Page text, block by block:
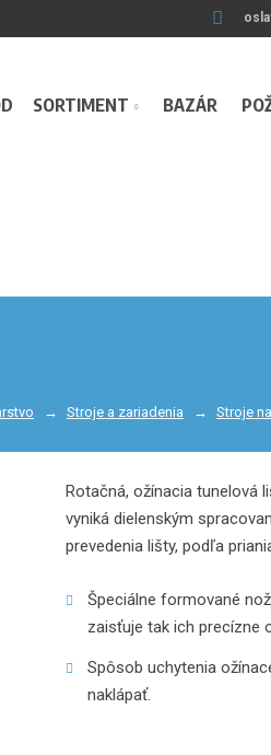
SORTIMENT BAZÁR
Stroje a zariadenia Stroje
Rotačná, ožínacia tunelová
vyniká dielenským
prevedenia lišty, podľa
Špeciálne formované
zaisťuje tak ich precízne
Spôsob uchytenia
naklápať.